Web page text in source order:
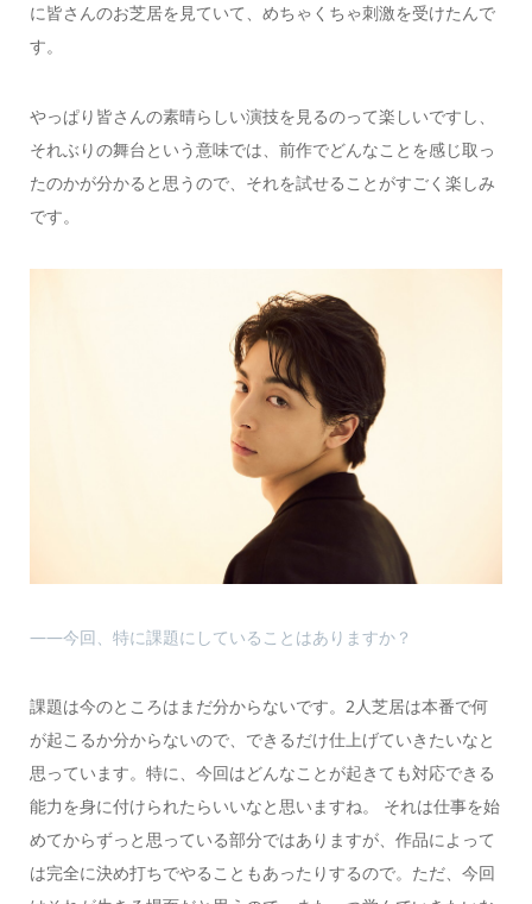
に皆さんのお芝居を見ていて、めちゃくちゃ刺激を受けたんで
す。
やっぱり皆さんの素晴らしい演技を見るのって楽しいですし、
それぶりの舞台という意味では、前作でどんなことを感じ取っ
たのかが分かると思うので、それを試せることがすごく楽しみ
です。
――今回、特に課題にしていることはありますか？
課題は今のところはまだ分からないです。2人芝居は本番で何
が起こるか分からないので、できるだけ仕上げていきたいなと
思っています。特に、今回はどんなことが起きても対応できる
能力を身に付けられたらいいなと思いますね。 それは仕事を始
めてからずっと思っている部分ではありますが、作品によって
は完全に決め打ちでやることもあったりするので。ただ、今回